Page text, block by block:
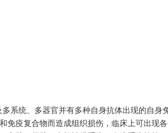
多系统、多器官并有多种自身抗体出现的自身
免疫复合物而造成组织损伤，临床上可出现